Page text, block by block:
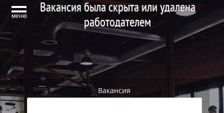
меню
Вакансия была скрыта или удалена
работодателем
Вакансия